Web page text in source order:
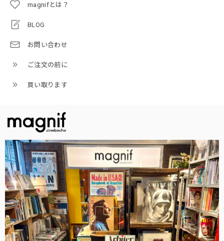
magnifとは？
BLOG
お問い合わせ
ご注文の前に
買い取ります